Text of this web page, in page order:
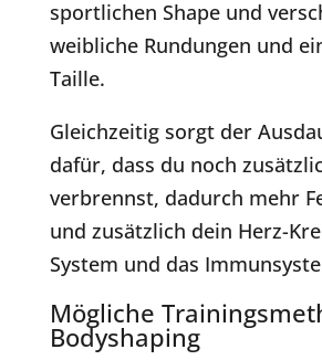
sportlichen Shape und
weibliche Rundungen und
Taille.
Gleichzeitig sorgt der
dafür, dass du noch
verbrennst, dadurch mehr
und zusätzlich dein Herz-
System und das
Mögliche
Bodyshaping